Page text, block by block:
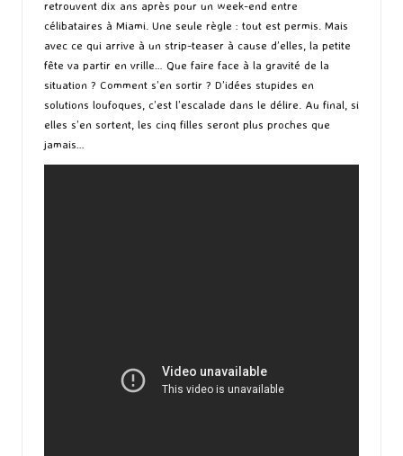
retrouvent dix ans après pour un week-end entre
célibataires à Miami. Une seule règle : tout est permis. Mais
avec ce qui arrive à un strip-teaser à cause d’elles, la petite
fête va partir en vrille… Que faire face à la gravité de la
situation ? Comment s’en sortir ? D’idées stupides en
solutions loufoques, c’est l’escalade dans le délire. Au final, si
elles s’en sortent, les cinq filles seront plus proches que
jamais…